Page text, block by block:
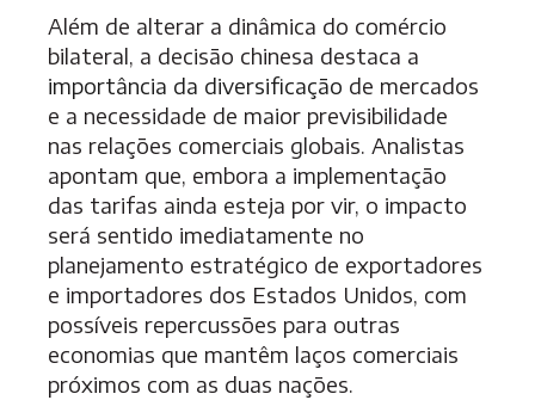
Além de alterar a dinâmica do comércio
bilateral, a decisão chinesa destaca a
importância da diversificação de mercados
e a necessidade de maior previsibilidade
nas relações comerciais globais. Analistas
apontam que, embora a implementação
das tarifas ainda esteja por vir, o impacto
será sentido imediatamente no
planejamento estratégico de exportadores
e importadores dos Estados Unidos, com
possíveis repercussões para outras
economias que mantêm laços comerciais
próximos com as duas nações.